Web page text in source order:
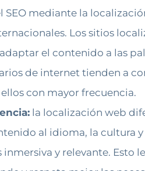
SEO mediante la
Los sitios
el contenido a las
de internet tienden a
con mayor frecuencia.
la localización web
al idioma, la cultura
inmersiva y relevante.